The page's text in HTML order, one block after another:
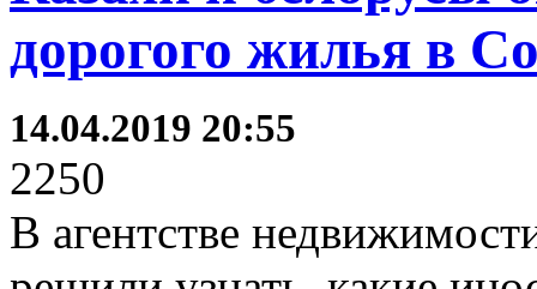
дорогого жилья в
14.04.2019 20:55
2250
В агентстве